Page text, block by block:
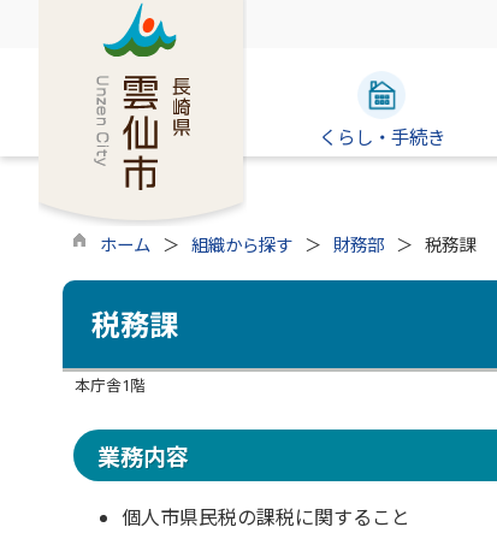
くらし・手続き
ホーム 組織から探す 財務部 税務課
税務課
本庁舎1階
業務内容
個人市県民税の課税に関すること